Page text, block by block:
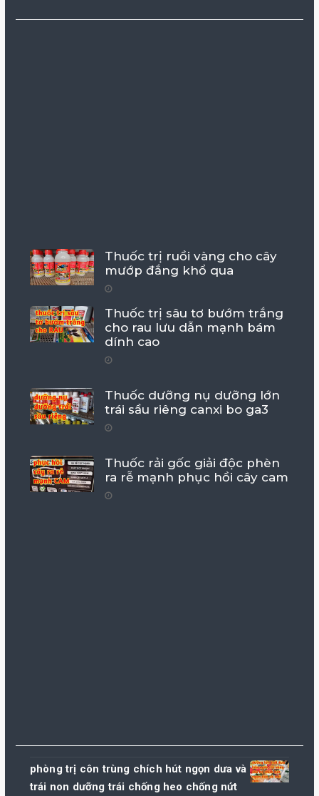
Thuốc trị ruồi vàng cho cây
mướp đắng khổ qua
Thuốc trị sâu tơ bướm trắng
cho rau lưu dẫn mạnh bám
dính cao
Thuốc dưỡng nụ dưỡng lớn
trái sầu riêng canxi bo ga3
Thuốc rải gốc giải độc phèn
ra rễ mạnh phục hồi cây cam
phòng trị côn trùng chích hút ngọn dưa và
trái non dưỡng trái chống heo chống nứt